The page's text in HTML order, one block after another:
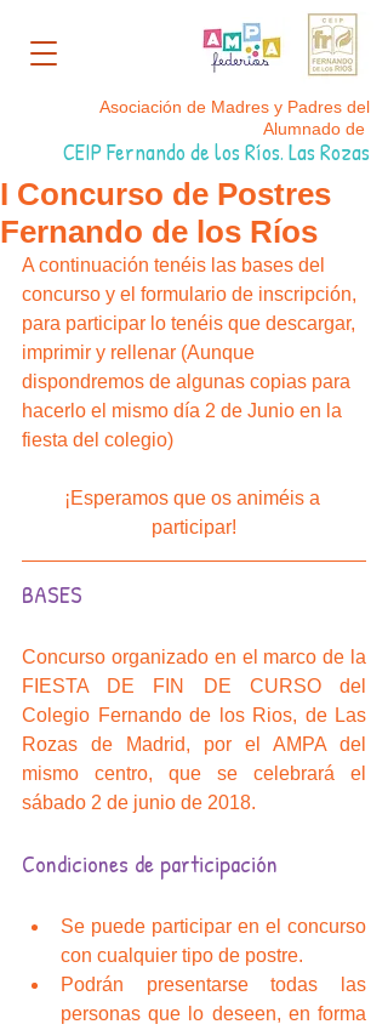
Asociación de Madres y Padres del
Alumnado de
CEIP Fernando de los Ríos. Las Rozas
I Concurso de Postres
Fernando de los Ríos
A continuación tenéis las bases del
concurso y el formulario de inscripción,
para participar lo tenéis que descargar,
imprimir y rellenar (Aunque
dispondremos de algunas copias para
hacerlo el mismo día 2 de Junio en la
fiesta del colegio)
¡Esperamos que os animéis a
participar!
BASES
Concurso organizado en el marco de la
FIESTA DE FIN DE CURSO del
Colegio Fernando de los Rios, de Las
Rozas de Madrid, por el AMPA del
mismo centro, que se celebrará el
sábado 2 de junio de 2018.
Condiciones de participación
Se puede participar en el concurso
con cualquier tipo de postre.
Podrán presentarse todas las
personas que lo deseen, en forma